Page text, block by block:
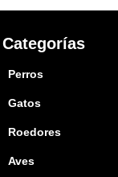
Categorías
Perros
Gatos
Roedores
Aves